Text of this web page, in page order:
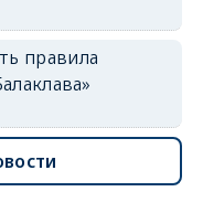
правила